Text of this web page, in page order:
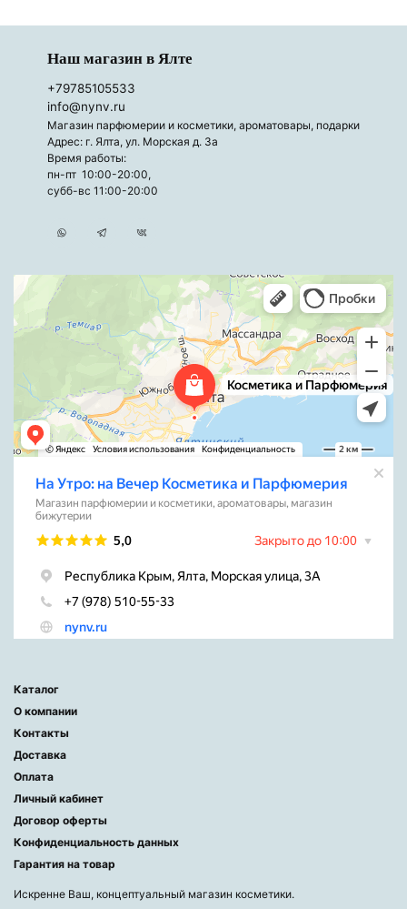
Наш магазин в Ялте
+79785105533
info@nynv.ru
Магазин парфюмерии и косметики, ароматовары, подарки
Адрес: г. Ялта, ул. Морская д. 3а
Время работы:
пн-пт 10:00-20:00,
субб-вс 11:00-20:00
Каталог
О компании
Контакты
Доставка
Оплата
Личный кабинет
Договор оферты
Конфиденциальность данных
Гарантия на товар
Искренне Ваш, концептуальный магазин косметики.